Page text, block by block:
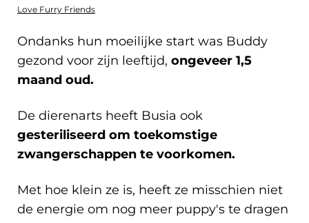
Love Furry Friends
Ondanks hun moeilijke start was Buddy
gezond voor zijn leeftijd, ongeveer 1,5
maand oud.
De dierenarts heeft Busia ook
gesteriliseerd om toekomstige
zwangerschappen te voorkomen.
Met hoe klein ze is, heeft ze misschien niet
de energie om nog meer puppy's te dragen